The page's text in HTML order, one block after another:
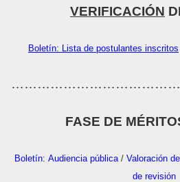
VERIFICACIÓN
Boletín: Lista de postulantes inscritos
FASE DE MÉRITOS
Boletín: Audiencia pública / Valoración
de revisión